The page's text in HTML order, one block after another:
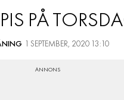
PÅ
1 SEPTEMBER, 2020 13:10